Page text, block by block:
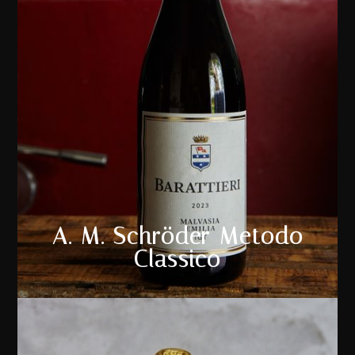
A. M. Schröder Metodo
Classico